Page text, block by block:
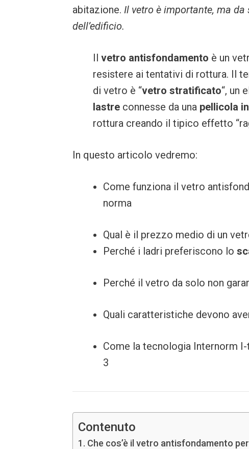
abitazione. Il vetro è importante, ma
dell’edificio.
Il vetro antisfondamento è un
resistere ai tentativi di rottura. Il
di vetro è “vetro stratificato“, un
lastre connesse da una pellicola
rottura creando il tipico effetto
In questo articolo vedremo:
Come funziona il vetro
norma
Qual è il prezzo medio di un
Perché i ladri preferiscono lo
Perché il vetro da solo non
Quali caratteristiche devono
Come la tecnologia Internorm
3
Contenuto
Che cos’è il vetro antisfondamento